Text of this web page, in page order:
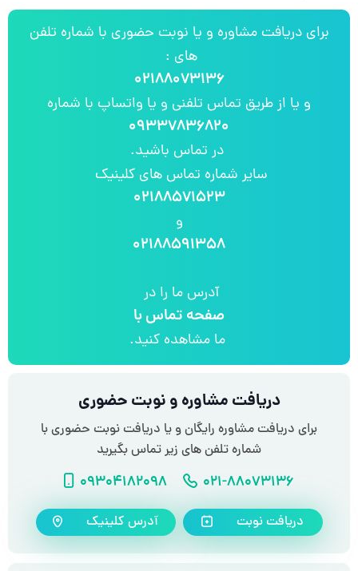
برای دریافت مشاوره و یا نوبت حضوری با شماره تلفن
های :
۰۲۱۸۸۰۷۳۱۳۶
و یا از طریق تماس تلفنی و یا واتساپ با شماره
۰۹۳۳۷۸۳۶۸۲۰
در تماس باشید.
سایر شماره تماس های کلینیک
۰۲۱۸۸۵۷۱۵۲۳
و
۰۲۱۸۸۵۹۱۳۵۸
آدرس ما را در
صفحه تماس با
ما مشاهده کنید.
دریافت مشاوره و نوبت حضوری
برای دریافت مشاوره رایگان و یا دریافت نوبت حضوری با
شماره تلفن های زیر تماس بگیرید
شماره تلفن
021-88073136 شماره موبایل 09304182098
دریافت نوبت آدرس کلینیک